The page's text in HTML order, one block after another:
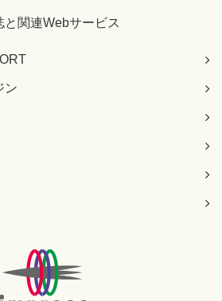
関連Webサービス
ン